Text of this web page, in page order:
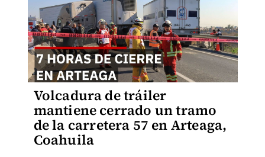
Volcadura de tráiler
mantiene cerrado un tramo
de la carretera 57 en Arteaga,
Coahuila